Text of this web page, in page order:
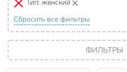
Тип: женский
Сбросить все фильтры
ФИЛЬТРЫ